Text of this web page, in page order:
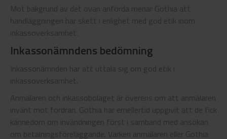
Mot bakgrund av det ovan anförda menar Gothia att
handläggningen har skett i enlighet med god etik inom
inkassoverksamhet.
Inkassonämndens bedömning
Inkassonämnden har att uttala sig om god etik i
inkassoverksamhet.
Anmälaren och inkassobolaget är överens om att anmälaren
invänt mot fordran. Gothia har emellertid uppgivit att de fick
kännedom om invändningen först i samband med ansökan
om betalningsföreläggande. Varken anmälaren eller Gothia